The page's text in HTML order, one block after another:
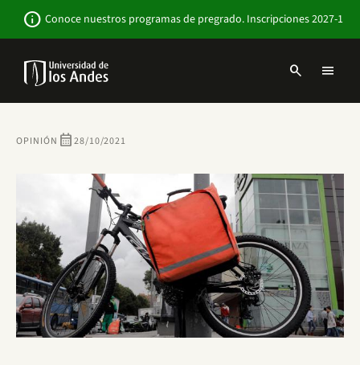
contenido
info Conoce nuestros programas de pregrado. Inscripciones 2027-1
Navbar
Sitio
Institucional
search menu
OPINIÓN calendar_month28/10/2021